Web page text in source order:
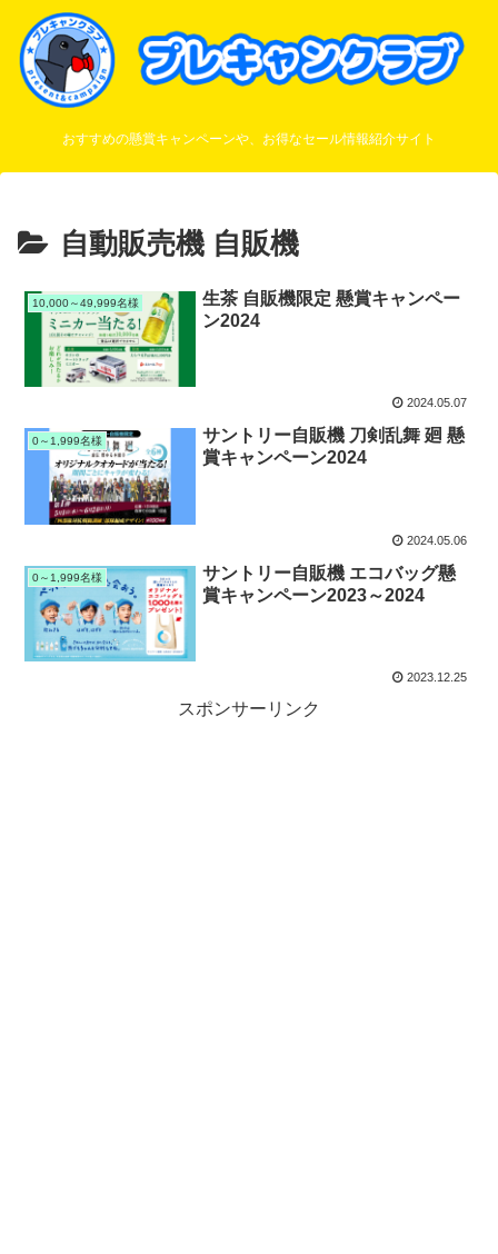
おすすめの懸賞キャンペーンや、お得なセール情報紹介サイト
自動販売機 自販機
10,000～49,999名様
生茶 自販機限定 懸賞キャンペー
ン2024
2024.05.07
0～1,999名様
サントリー自販機 刀剣乱舞 廻 懸
賞キャンペーン2024
2024.05.06
0～1,999名様
サントリー自販機 エコバッグ懸
賞キャンペーン2023～2024
2023.12.25
スポンサーリンク